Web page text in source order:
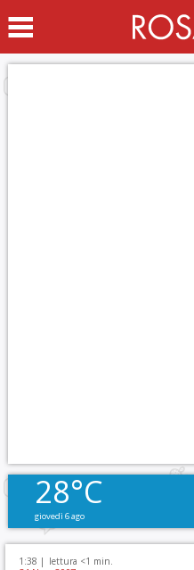
28°C
giovedì 6 ago
1:38 | lettura <1 min.